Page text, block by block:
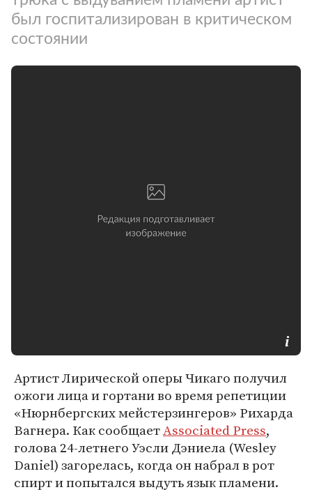
был госпитализирован в критическом
состоянии
Артист Лирической оперы Чикаго получил
ожоги лица и гортани во время репетиции
«Нюрнбергских мейстерзингеров» Рихарда
Вагнера. Как сообщаетAssociated Press,
голова 24-летнего Уэсли Дэниела (Wesley
Daniel) загорелась, когда он набрал в рот
спирт и попытался выдуть язык пламени.